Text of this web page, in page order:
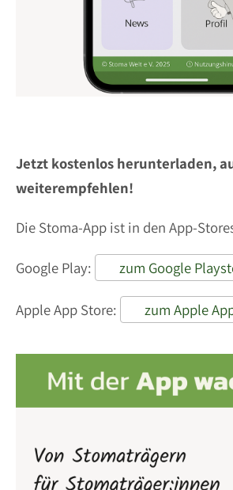
Jetzt kostenlos herunterladen,
weiterempfehlen!
Die Stoma-App ist in den App-
Google Play: zum Google
Apple App Store: zum Apple